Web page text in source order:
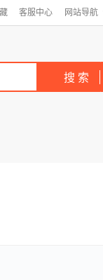
客服中心 网站导航